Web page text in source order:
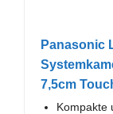
Panasonic
7,5cm
Kompakte